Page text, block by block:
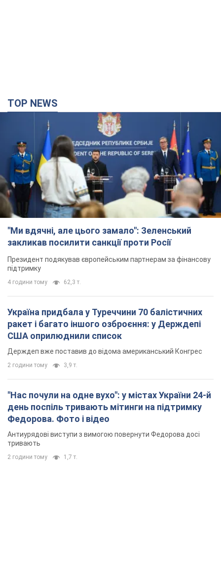
TOP NEWS
"Ми вдячні, але цього замало": Зеленський
закликав посилити санкції проти Росії
Президент подякував європейським партнерам за фінансову
підтримку
4 години тому 62,3 т.
Україна придбала у Туреччини 70 балістичних
ракет і багато іншого озброєння: у Держдепі
США оприлюднили список
Держдеп вже поставив до відома американський Конгрес
2 години тому 3,9 т.
"Нас почули на одне вухо": у містах України 24-й
день поспіль тривають мітинги на підтримку
Федорова. Фото і відео
Антиурядові виступи з вимогою повернути Федорова досі
тривають
2 години тому 1,7 т.